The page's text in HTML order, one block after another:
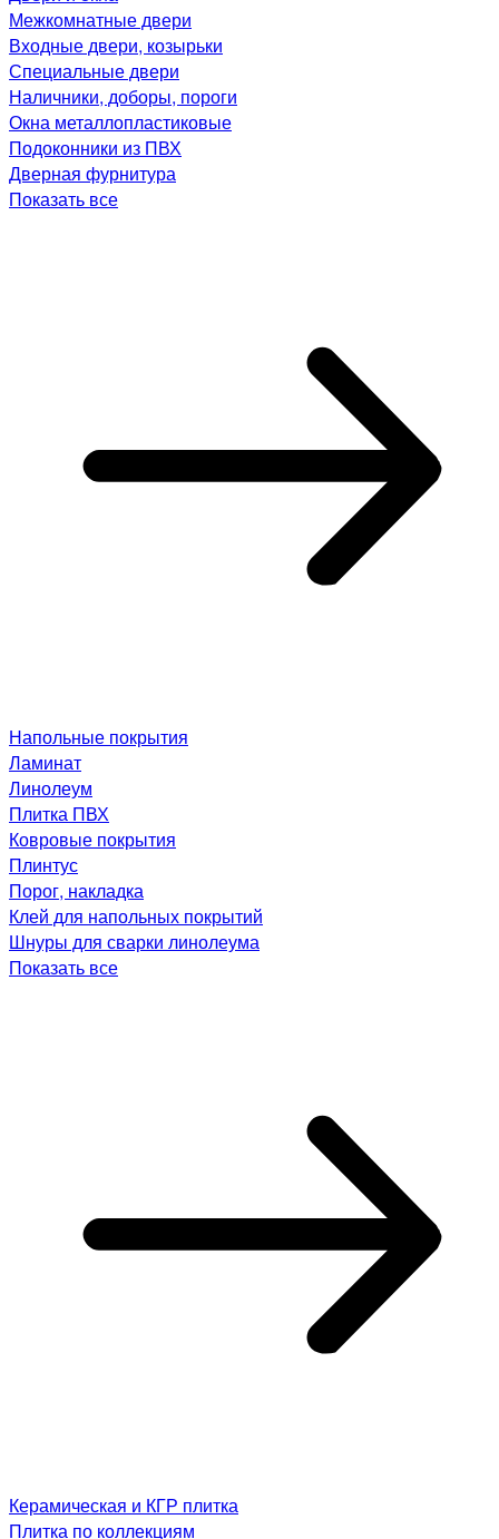
Межкомнатные двери
Входные двери, козырьки
Специальные двери
Наличники, доборы, пороги
Окна металлопластиковые
Подоконники из ПВХ
Дверная фурнитура
Показать все
Напольные покрытия
Ламинат
Линолеум
Плитка ПВХ
Ковровые покрытия
Плинтус
Порог, накладка
Клей для напольных покрытий
Шнуры для сварки линолеума
Показать все
Керамическая и КГР плитка
Плитка по коллекциям